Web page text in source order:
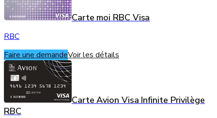
Carte moi RBC Visa
RBC
Faire une demandeVoir les détails
Carte Avion Visa Infinite Privilège
RBC